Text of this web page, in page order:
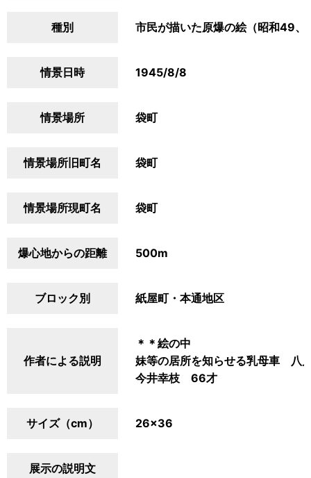
種別 市民が描いた原爆の絵（昭和49、
情景日時 1945/8/8
情景場所 袋町
情景場所旧町名 袋町
情景場所現町名 袋町
爆心地からの距離 500m
ブロック別 紙屋町・本通地区
作者による説明
＊＊絵の中
妹等の居所を知らせる乳母車 八
今井幸枝 66才
サイズ（cm） 26×36
展示の説明文